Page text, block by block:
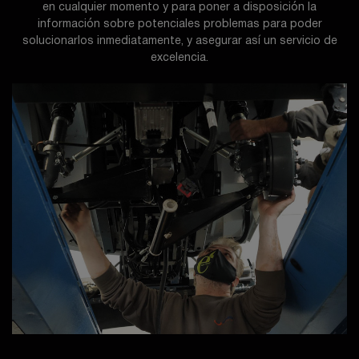
en cualquier momento y para poner a disposición la
información sobre potenciales problemas para poder
solucionarlos inmediatamente, y asegurar así un servicio de
excelencia.